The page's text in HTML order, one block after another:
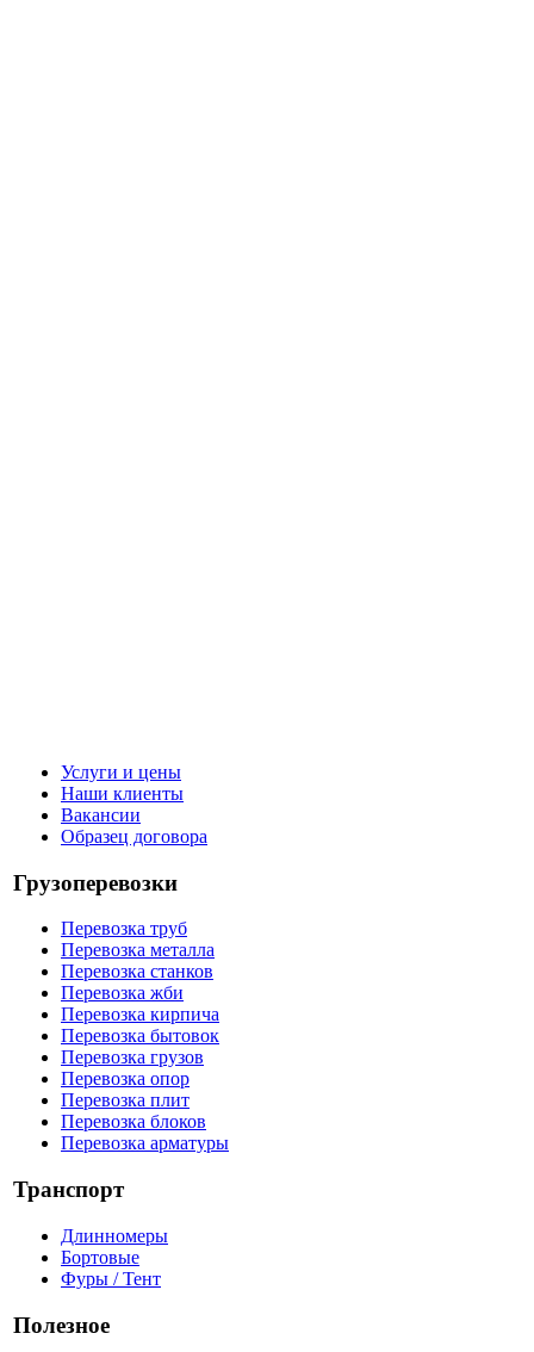
Услуги и цены
Наши клиенты
Вакансии
Образец договора
Грузоперевозки
Перевозка труб
Перевозка металла
Перевозка станков
Перевозка жби
Перевозка кирпича
Перевозка бытовок
Перевозка грузов
Перевозка опор
Перевозка плит
Перевозка блоков
Перевозка арматуры
Транспорт
Длинномеры
Бортовые
Фуры / Тент
Полезное